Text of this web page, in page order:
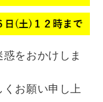
をおかけしま
お願い申し上